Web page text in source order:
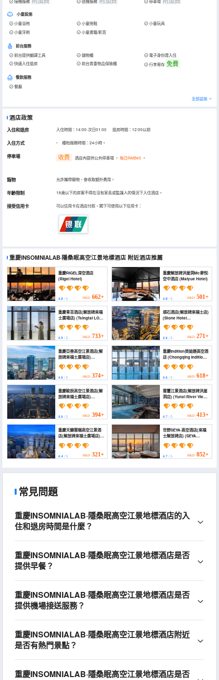
接機服務 送機服務 停車場
小童設施
小童浴袍 小童拖鞋
小童玩具
小童牙刷
小童書籍/影音
前台服務
前台提供翻譯工具 儲物櫃
電子身份證入住
快速入住退房
前台貴重物品保險櫃 行李寄存 免費
餐飲服務
餐廳
全部設施
酒店政策
入住和退房 入住時間：14:00-次日01:00 退房時間：12:00以前
入住方式 櫃枱服務時間：24小時。
停車場 收费 酒店內提供公共停車場 ， 每日RMB40 。
寵物 允許攜帶寵物，會收取額外費用。
年齡限制 18歲以下的房客不得在沒有家長或監護人的情況下入住酒店。
接受信用卡 可以信用卡在酒店付款，閣下可使用以下信用卡：
重慶INSOMNIALAB·隱桑眠高空江景地標酒店 附近酒店推薦
重慶RIGEL深空酒店
(Rigel Hotel)
4.8 / 5 HKD 662+
重慶解放碑洪崖洞Mc麥悅·
空中酒店 (Maiyue Hotel)
4.8/ 5 HKD 501+
重慶青苔酒店(解放碑來福
士廣場店) (Tsingtai LOFT
Hotel)
4.9 / 5 HKD 733+
頑石酒店(解放碑來福士店)
(Stone Hotel
(Jiefangbei Raffles
Plaza))
4.6/ 5 HKD 271+
重慶亞善高空江景酒店(解
放碑來福士廣場店)
(Chongqing Ashan
River View Hotel
(Jiefangbei Raffles
Square Branch))
4.6 / 5 HKD 374+
重慶Indition英迪遜高空酒
店 (Chongqing Indition
High Altitude Hotel)
4.6/ 5 HKD 618+
重慶歐辰高空江景酒店(解
放碑來福士廣場店)
(O’Ciel Skyrise
Riverside Hotel at
Raffles City
Chongqing)
4.6 / 5 HKD 394+
雲璽江景酒店(解放碑洪崖
洞店) (Yunxi River View
Hotel)
4.7/ 5 HKD 413+
重慶天籟雲端高空江景酒
店(解放碑來福士廣場店)
(Chongqing Tianlai
Yunyun High-altitude
River View Hotel
(Jiefangbei Raffles City
4.4 / 5 HKD 321+
世野SEYA·高空酒店(來福
士解放碑店) (SEYA
Panoramic Hotel -
Chongqing Raffles
Plaza
Jiefangbei（Managed
4.7/ 5 HKD 852+
常見問題
重慶INSOMNIALAB·隱桑眠高空江景地標酒店的入
住和退房時間是什麼？
重慶INSOMNIALAB·隱桑眠高空江景地標酒店是否
提供早餐？
重慶INSOMNIALAB·隱桑眠高空江景地標酒店是否
提供機場接送服務？
重慶INSOMNIALAB·隱桑眠高空江景地標酒店附近
是否有熱門景點？
重慶INSOMNIALAB·隱桑眠高空江景地標酒店是否